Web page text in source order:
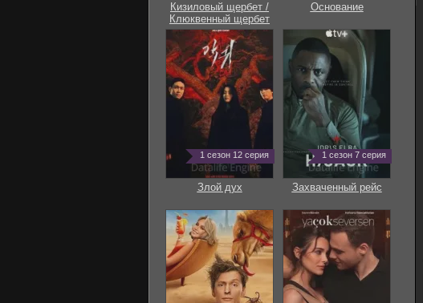
Кизиловый щербет /
Клюквенный щербет
Основание
1 сезон 12 серия
Злой дух
1 сезон 7 серия
Захваченный рейс